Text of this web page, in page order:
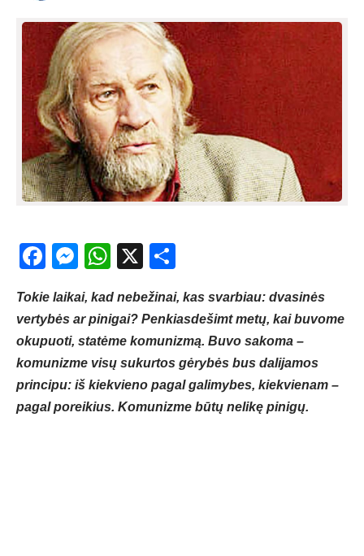
Facebook
Messenger
WhatsApp
X
Tokie laikai, kad nebežinai, kas svarbiau: dvasinės
vertybės ar pinigai? Penkiasdešimt metų, kai buvome
okupuoti, statėme komunizmą. Buvo sakoma –
komunizme visų sukurtos gėrybės bus dalijamos
principu: iš kiekvieno pagal galimybes, kiekvienam –
pagal poreikius. Komunizme būtų nelikę pinigų.